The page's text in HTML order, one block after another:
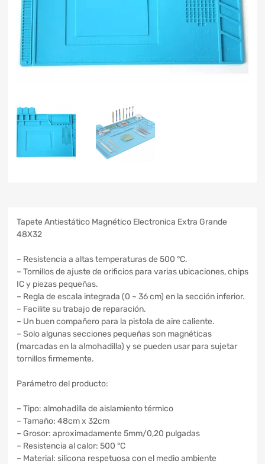
Tapete Antiestático Magnético Electronica Extra Grande
48X32
– Resistencia a altas temperaturas de 500 °C.
– Tornillos de ajuste de orificios para varias ubicaciones, chips
IC y piezas pequeñas.
– Regla de escala integrada (0 ~ 36 cm) en la sección inferior.
– Facilite su trabajo de reparación.
– Un buen compañero para la pistola de aire caliente.
– Solo algunas secciones pequeñas son magnéticas
(marcadas en la almohadilla) y se pueden usar para sujetar
tornillos firmemente.
Parámetro del producto:
– Tipo: almohadilla de aislamiento térmico
– Tamaño: 48cm x 32cm
– Grosor: aproximadamente 5mm/0,20 pulgadas
– Resistencia al calor: 500 °C
– Material: silicona respetuosa con el medio ambiente